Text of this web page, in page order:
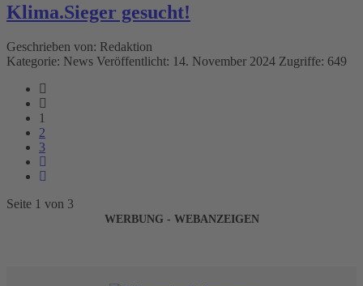
Klima.Sieger gesucht!
Geschrieben von: Redaktion
Kategorie: News Veröffentlicht: 14. November 2024 Zugriffe: 649
1
2
3
Seite 1 von 3
WERBUNG - WEBANZEIGEN